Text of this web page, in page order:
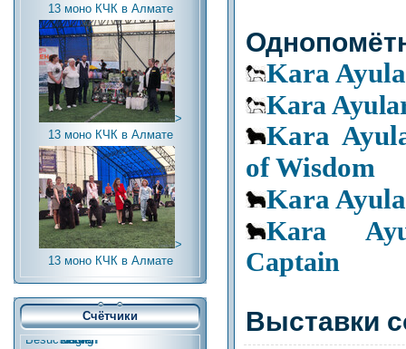
13 моно КЧК в Алмате
>
13 моно КЧК в Алмате
>
13 моно КЧК в Алмате
Счётчики
Kara
Kara
Kara
of Wisdom
Kara
Kara
Captain
Выставки